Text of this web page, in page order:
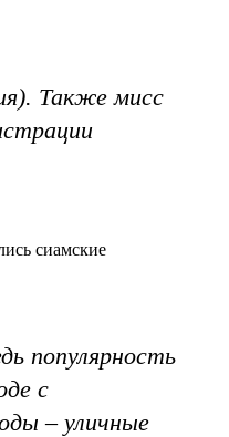
Также мисс
сиамские
популярность
с
– уличные